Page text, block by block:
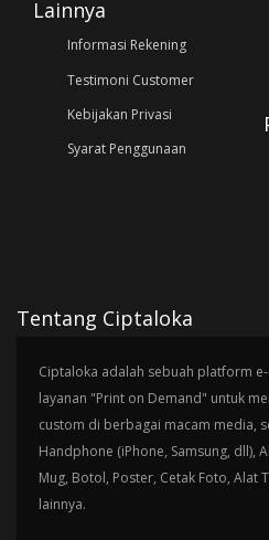
Lainnya
Informasi Rekening
Testimoni Customer
Kebijakan Privasi
Syarat Penggunaan
Tentang Ciptaloka
Ciptaloka adalah sebuah platform
layanan "Print on Demand" untuk
custom di berbagai macam media,
Handphone (iPhone, Samsung, dll),
Mug, Botol, Poster, Cetak Foto, Alat
lainnya.